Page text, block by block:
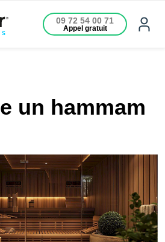
09 72 54 00 71
Appel gratuit
un hammam